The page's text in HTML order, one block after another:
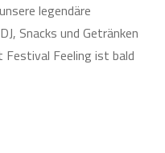
legendäre
Snacks und Getränken
Feeling ist bald